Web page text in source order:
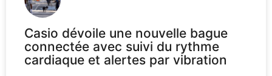
Casio dévoile une nouvelle bague
connectée avec suivi du rythme
cardiaque et alertes par vibration